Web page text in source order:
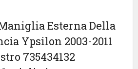
Esterna Della
Ypsilon 2003-2011
735434132